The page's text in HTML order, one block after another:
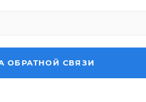
ОБРАТНОЙ СВЯЗИ